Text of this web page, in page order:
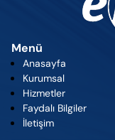
Menü
Anasayfa
Kurumsal
Hizmetler
Faydalı Bilgiler
İletişim